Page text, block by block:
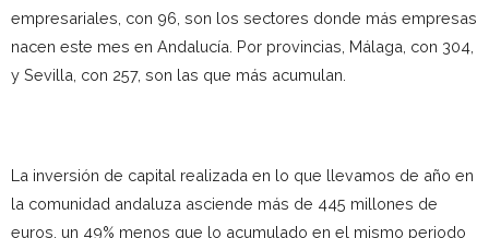
empresariales, con 96, son los sectores donde más empresas
nacen este mes en Andalucía. Por provincias, Málaga, con 304,
y Sevilla, con 257, son las que más acumulan.
La inversión de capital realizada en lo que llevamos de año en
la comunidad andaluza asciende más de 445 millones de
euros, un 49% menos que lo acumulado en el mismo periodo